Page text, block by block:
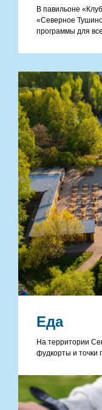
В павильоне
«Северное
программы для
Еда
На территории
фудкорты и точки